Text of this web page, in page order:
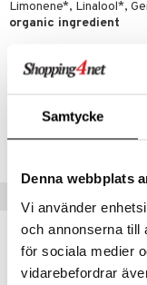
Samtycke
Denna webbplats
Vi använder
och annonserna till
för sociala medier
vidarebefordrar
Limonene*, Linalool*,
organic ingredient
Artikelnr
Lägsta pris senaste 30